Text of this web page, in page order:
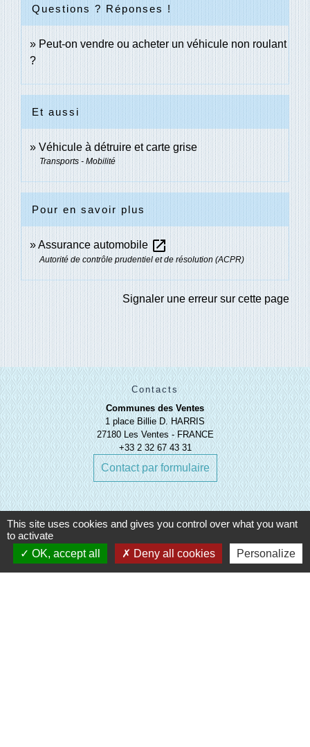
Questions ? Réponses !
Peut-on vendre ou acheter un véhicule non roulant
?
Et aussi
Véhicule à détruire et carte grise
Transports - Mobilité
Pour en savoir plus
Assurance automobile open_in_new
Autorité de contrôle prudentiel et de résolution (ACPR)
Signaler une erreur sur cette page
Contacts
Communes des Ventes
1 place Billie D. HARRIS
27180 Les Ventes - FRANCE
+33 2 32 67 43 31
Contact par formulaire
Liens
This site uses cookies and gives you control over what you want
to activate
OK, accept all
Deny all cookies Personalize